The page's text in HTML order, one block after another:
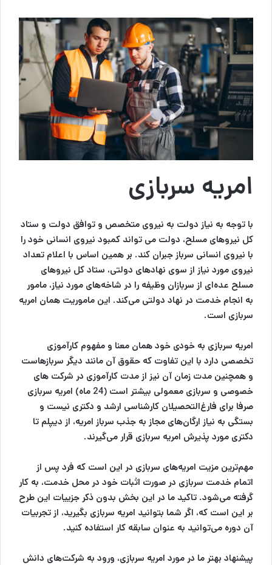
امریه سربازی
با توجه به نیاز دولت به نیروی متخصص و توافق دولت و ستاد
کل نیروهای مسلح، دولت می تواند کمبود نیروی انسانی خود را
با نیروی انسانی سرباز جبران کند. بر همین اساس با اعلام تعداد
نیروی مورد نیاز از سوی نهادهای دولتی، ستاد کل نیروهای
مسلح عده‌ای از سربازان وظیفه را در شاخه‌های مورد نیاز، مامور
به انجام خدمت در نهاد دولتی می‌کند. این ماموریت همان امریه
سربازی است.
امریه سربازی به خودی خود همان معنا و مفهوم کارآموزی
تخصصی دارد با این تفاوت که حقوق آن مانند دیگر سربازهاست
و همچنین مدت زمان آن نیز از مدت کارآموزی در شرکت های
خصوصی و سربازی معمولی بیشتر است (24 ماه) امریه سربازی
صرفا برای فارغ‌التحصیلان کارشناسی ارشد و دکتری نیست و
بستگی به نیاز ارگان‌های مجاز به جذب سرباز امریه، از دیپلم تا
دکتری مورد پذیرش امریه سربازی قرار می‌گیرند.
مهم‌ترین مزیت امریه‌های سربازی در این است که فرد پس از
اتمام خدمت سربازی در صورت اثبات خود در محل خدمت، به کار
گرفته می‌شود. تاکید ما در این بخش بدون ذکر جزییات این طرح
بر این است که، اگر شما بتوانید امریه سربازی بگیرید، از تجربیات
آن دوره می‌توانید به عنوان سابقه کار استفاده کنید.
پیشنهاد بهتر ما در مورد امریه سربازی، ورود به شرکت‌های دانش